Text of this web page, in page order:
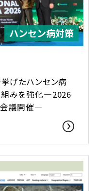
ハンセン病対策
挙げたハンセン病
みを強化―2026
会議開催―